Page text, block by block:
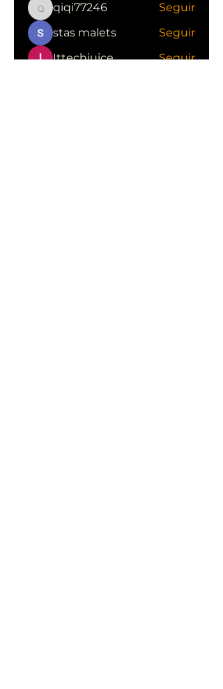
qiqi77246
qiqi77246
Seguir
stas malets
Seguir
Ittechjuice
Seguir